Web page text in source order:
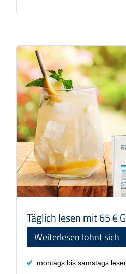
Weiterlesen lohnt sich
montags bis samstags lesen
druckfrisch im Briefkasten
digital in der App oder im Web
inkl. Volksstimme+
min. 12 Monate lesen
65 € Geldprämie erhalten
Preis: 48,25 €
Täglich lesen mit 65 €
Weiterlesen lohnt sich
montags bis samstags